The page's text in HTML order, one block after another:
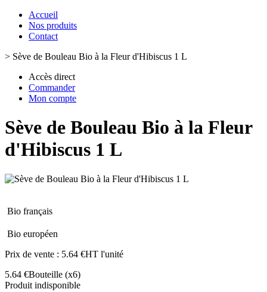
Accueil
Nos produits
Contact
> Sève de Bouleau Bio à la Fleur d'Hibiscus 1 L
Accès direct
Commander
Mon compte
Sève de Bouleau Bio à la Fleur
d'Hibiscus 1 L
Bio français
Bio européen
Prix de vente : 5.64 €HT l'unité
5.64 €Bouteille (x6)
Produit indisponible